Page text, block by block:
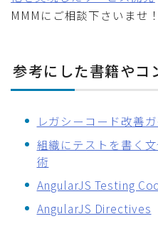
MMMにご相談下さいませ！
参考にした書籍やコ
レガシーコード改善ガ
組織にテストを書く
術
AngularJS Testing
AngularJS Directives